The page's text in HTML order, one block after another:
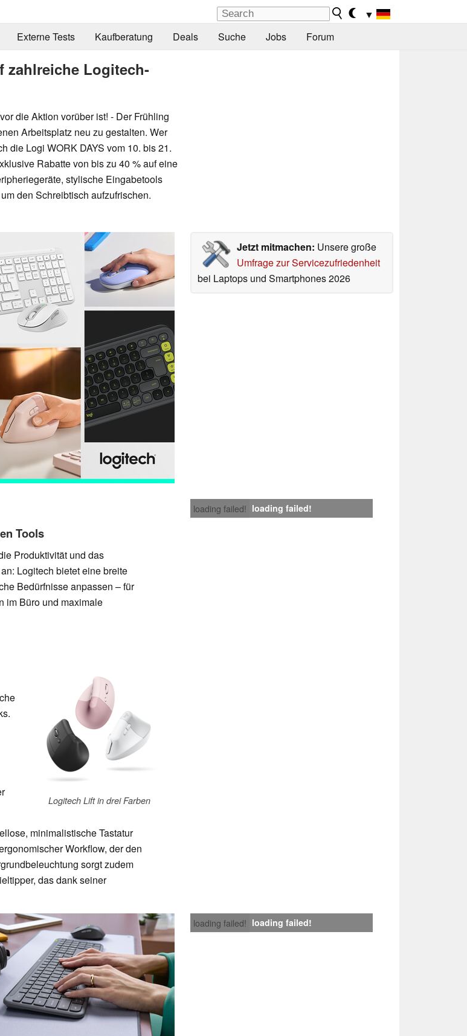
▼
Externe Tests Kaufberatung Deals Suche Jobs Forum
zahlreiche Logitech-
die Aktion vorüber ist! - Der Frühling
Arbeitsplatz neu zu gestalten. Wer
die Logi WORK DAYS vom 10. bis 21.
Rabatte von bis zu 40 % auf eine
stylische Eingabetools
den Schreibtisch aufzufrischen.
Jetzt mitmachen: Unsere große
Umfrage zur Servicezufriedenheit
bei Laptops und Smartphones 2026
loading failed! loading failed!
Tools
Produktivität und das
Logitech bietet eine breite
Bedürfnisse anpassen – für
im Büro und maximale
Logitech Lift in drei Farben
minimalistische Tastatur
Workflow, der den
sorgt zudem
das dank seiner
loading failed! loading failed!